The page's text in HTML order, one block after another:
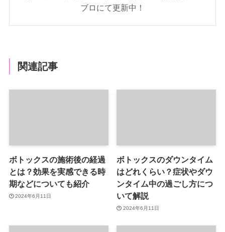
ブロにて更新中！
関連記事
ボトックスの施術後の経過
とは？効果を実感できる時
期などについても紹介
2024年6月11日
ボトックスのダウンタイム
はどれくらい？症状やダウ
ンタイム中の過ごし方につ
いて解説
2024年6月11日